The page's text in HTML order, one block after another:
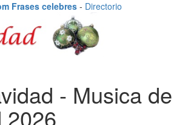
Frases celebres - Directorio
- Musica de
2026